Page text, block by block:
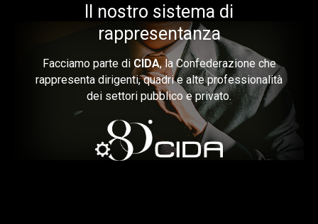
Il nostro sistema di
rappresentanza
Facciamo parte di CIDA, la Confederazione che
rappresenta dirigenti, quadri e alte professionalità
dei settori pubblico e privato.